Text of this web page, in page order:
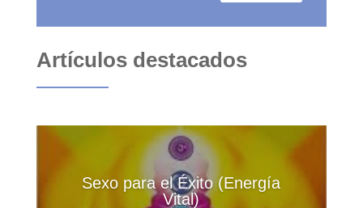
Artículos destacados
Sexo para el Éxito (Energía
Vital)